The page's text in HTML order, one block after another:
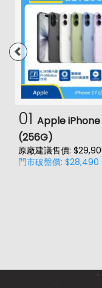
01 Apple iPhone
(256G)
原廠建議售價:
門市破盤價: $28,490